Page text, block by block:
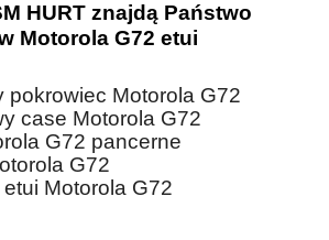
HURT znajdą Państwo
Motorola G72 etui
pokrowiec Motorola G72
case Motorola G72
G72 pancerne
G72
Motorola G72